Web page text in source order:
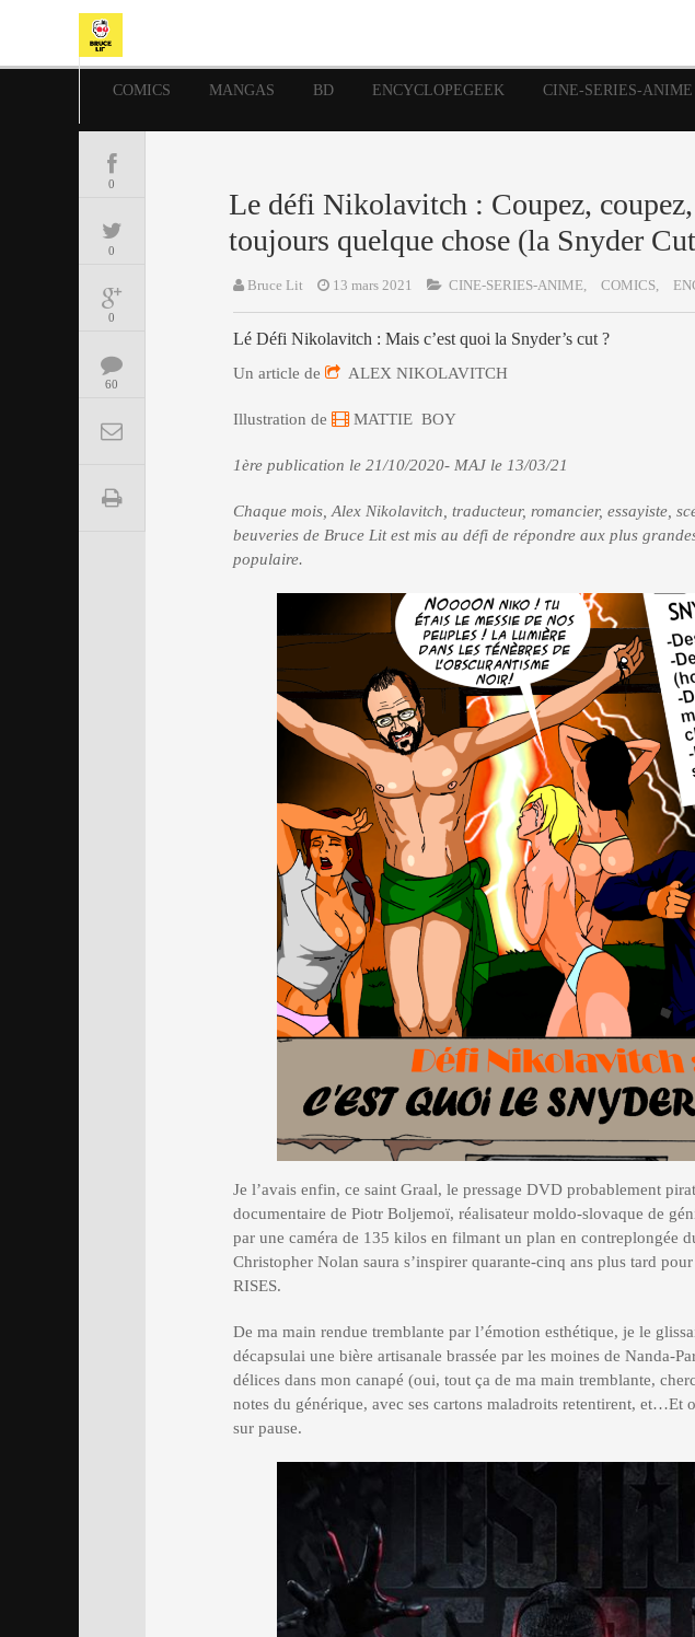
COMICS MANGAS BD ENCYCLOPEGEEK CINE-SERIES-ANIME
0
0
0
60
Le défi Nikolavitch : Coupez,
toujours quelque chose (la Snyder
Bruce Lit 13 mars 2021 CINE-SERIES-ANIME, COMICS,
Lé Défi Nikolavitch : Mais c’est quoi la Snyder’s cut ?
Un article de ALEX NIKOLAVITCH
Illustration de MATTIE BOY
1ère publication le 21/10/2020- MAJ le 13/03/21
Chaque mois, Alex Nikolavitch, traducteur, romancier, essayiste,
beuveries de Bruce Lit est mis au défi de répondre aux plus
populaire.
Je l’avais enfin, ce saint Graal, le pressage DVD probablement
documentaire de Piotr Boljemoï, réalisateur moldo-slovaque de
par une caméra de 135 kilos en filmant un plan en contreplongée
Christopher Nolan saura s’inspirer quarante-cinq ans plus tard
RISES.
De ma main rendue tremblante par l’émotion esthétique, je le
décapsulai une bière artisanale brassée par les moines de Nanda-
délices dans mon canapé (oui, tout ça de ma main tremblante,
notes du générique, avec ses cartons maladroits retentirent, et…Et
sur pause.